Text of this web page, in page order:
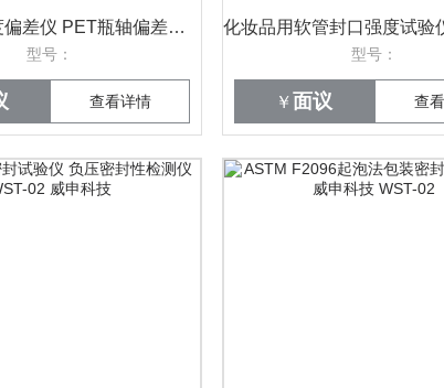
玻璃瓶垂直度偏差仪 PET瓶轴偏差检测仪 WRT-16 威申科技
型号：
查看详情
型号：
￥ 面议 查